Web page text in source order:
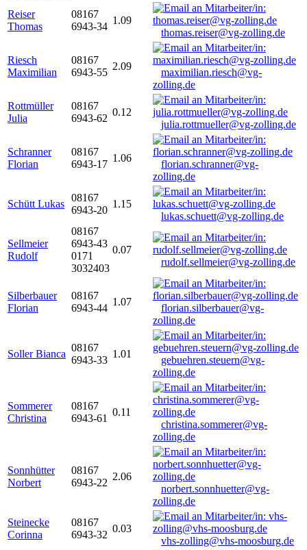
Reiser
Thomas
08167
6943-34
1.09
thomas.reiser@vg-zolling.de
Riesch
Maximilian
08167
6943-55
2.09
maximilian.riesch@vg-
zolling.de
Rottmüller
Julia
08167
6943-62
0.12
julia.rottmueller@vg-zolling.de
Schranner
Florian
08167
6943-17
1.06
florian.schranner@vg-
zolling.de
Schütt Lukas
08167
6943-20
1.15
lukas.schuett@vg-zolling.de
Sellmeier
Rudolf
08167
6943-43
0171
3032403
0.07
rudolf.sellmeier@vg-zolling.de
Silberbauer
Florian
08167
6943-44
1.07
florian.silberbauer@vg-
zolling.de
Soller Bianca
08167
6943-33
1.01
gebuehren.steuern@vg-
zolling.de
Sommerer
Christina
08167
6943-61
0.11
christina.sommerer@vg-
zolling.de
Sonnhütter
Norbert
08167
6943-22
2.06
norbert.sonnhuetter@vg-
zolling.de
Steinecke
Corinna
08167
6943-32
0.03
vhs-zolling@vhs-moosburg.de